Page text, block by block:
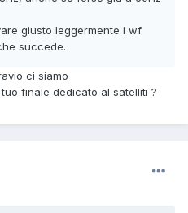
giusto leggermente i wf.
succede.
ci siamo
finale dedicato al satelliti ?